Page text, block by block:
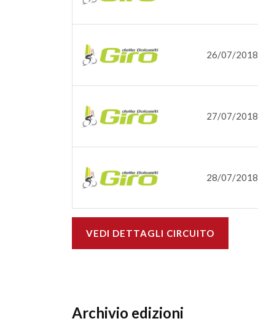
26/07/2018
27/07/2018
28/07/2018
VEDI DETTAGLI CIRCUITO
Archivio edizioni